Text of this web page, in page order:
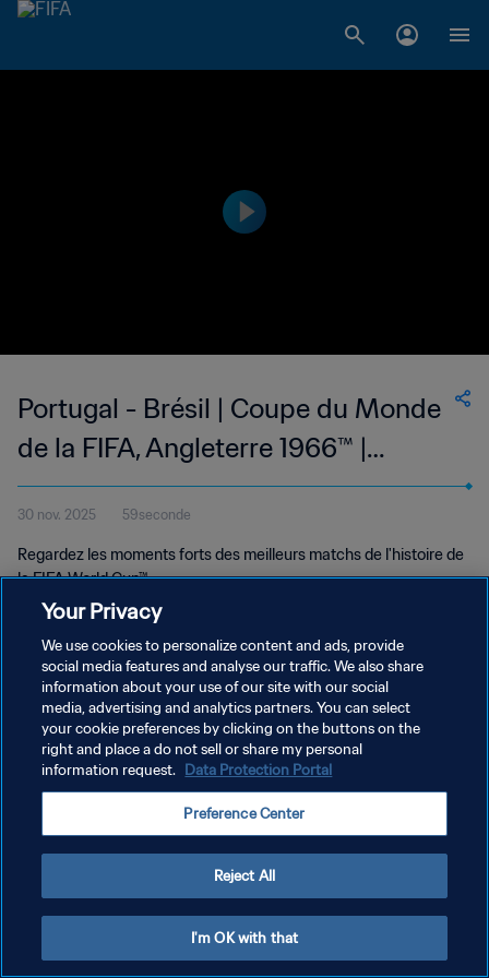
Portugal - Brésil | Coupe du Monde
de la FIFA, Angleterre 1966™ |
Matches classiques
30 nov. 2025 59seconde
Regardez les moments forts des meilleurs matchs de l'histoire de
la FIFA World Cup™.
POLITIQUE DE CONFIDENTIALITÉ
CONDITIONS D'UTILISATION
GÉRER VOS PRÉFÉRENCES SUR LES COOKIES
Your Privacy
We use cookies to personalize content and ads, provide
social media features and analyse our traffic. We also share
information about your use of our site with our social
media, advertising and analytics partners. You can select
your cookie preferences by clicking on the buttons on the
right and place a do not sell or share my personal
information request. Data Protection Portal
Preference Center
Reject All
I'm OK with that